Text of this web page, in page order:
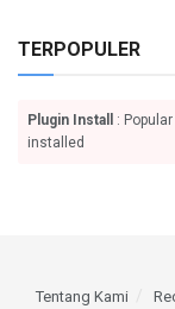
TERPOPULER
Plugin Install
:
installed
Tentang Kami